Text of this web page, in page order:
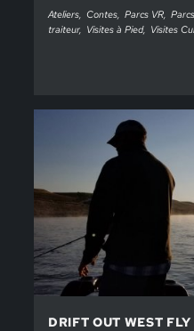
Ateliers Contes Parcs VR
traiteur
Visites à Pied Visites
DRIFT OUT WEST